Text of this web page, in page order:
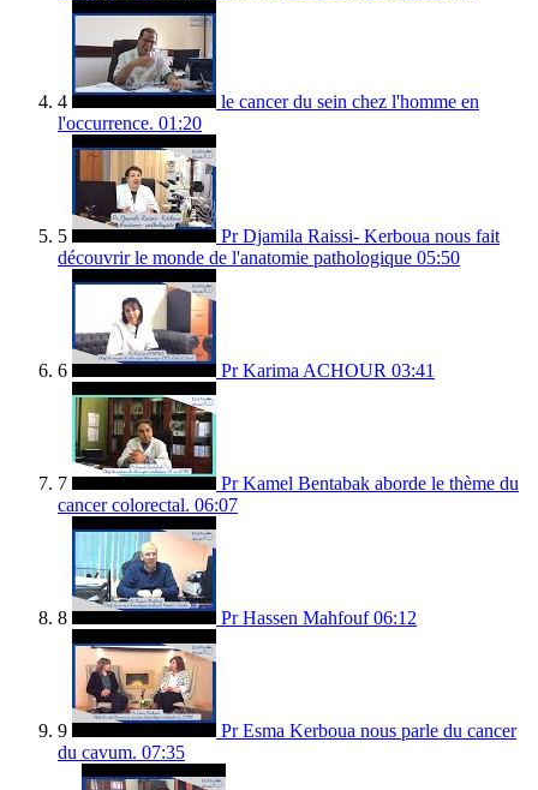
4
le cancer du sein chez l'homme en
l'occurrence. 01:20
5
Pr Djamila Raissi- Kerboua nous fait
découvrir le monde de l'anatomie pathologique 05:50
6 Pr Karima ACHOUR 03:41
7
Pr Kamel Bentabak aborde le thème du
cancer colorectal. 06:07
8 Pr Hassen Mahfouf 06:12
9
Pr Esma Kerboua nous parle du cancer
du cavum. 07:35